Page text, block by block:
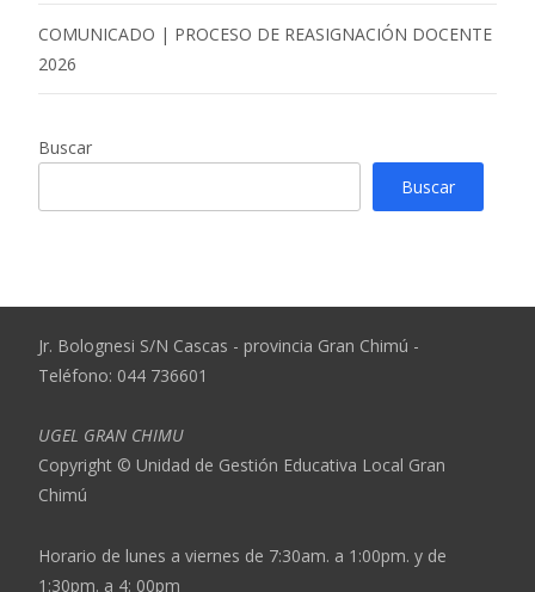
COMUNICADO | PROCESO DE REASIGNACIÓN DOCENTE
2026
Buscar
Buscar
Jr. Bolognesi S/N Cascas - provincia Gran Chimú -
Teléfono: 044 736601
UGEL GRAN CHIMU
Copyright © Unidad de Gestión Educativa Local Gran
Chimú
Horario de lunes a viernes de 7:30am. a 1:00pm. y de
1:30pm. a 4: 00pm